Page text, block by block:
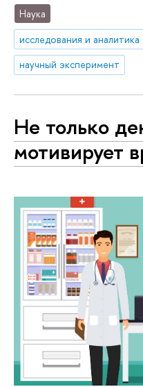
Наука
исследования и аналитика
научный эксперимент
Не только
мотивирует